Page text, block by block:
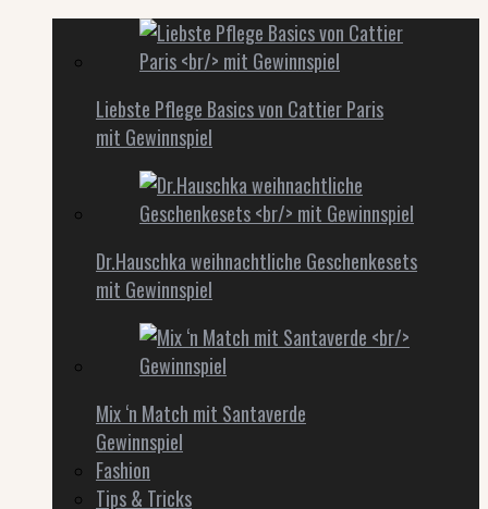
Liebste Pflege Basics von Cattier Paris
mit Gewinnspiel
Dr.Hauschka weihnachtliche Geschenkesets
mit Gewinnspiel
Mix ‘n Match mit Santaverde
Gewinnspiel
Fashion
Tips & Tricks